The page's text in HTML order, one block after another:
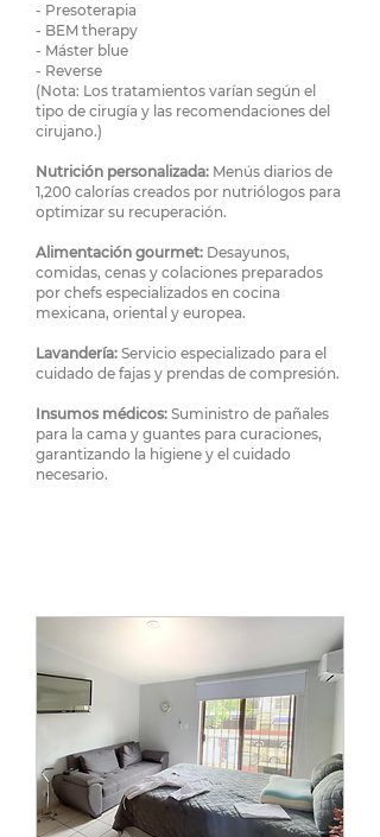
- Presoterapia
- BEM therapy
- Máster blue
- Reverse
(Nota: Los tratamientos varían según el
tipo de cirugía y las recomendaciones del
cirujano.)
Nutrición personalizada: Menús diarios de
1,200 calorías creados por nutriólogos para
optimizar su recuperación.
Alimentación gourmet: Desayunos,
comidas, cenas y colaciones preparados
por chefs especializados en cocina
mexicana, oriental y europea.
Lavandería: Servicio especializado para el
cuidado de fajas y prendas de compresión.
Insumos médicos: Suministro de pañales
para la cama y guantes para curaciones,
garantizando la higiene y el cuidado
necesario.